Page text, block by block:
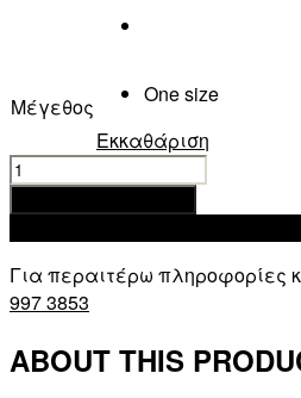
Μέγεθος
One size
Εκκαθάριση
JACK
&
JONES
ACCESSORIES
JACHENRY
MALE
GLOVES
Για περαιτέρω πληροφορίες
997 3853
ABOUT THIS